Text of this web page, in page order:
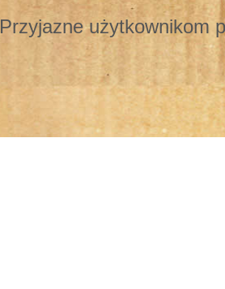
Przyjazne użytkownikom